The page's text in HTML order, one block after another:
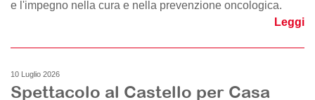
e l'impegno nella cura e nella prevenzione oncologica.
Leggi
10 Luglio 2026
Spettacolo al Castello per Casa